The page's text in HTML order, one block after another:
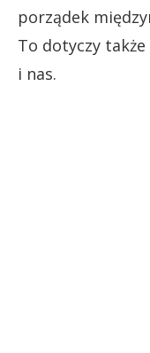
porządek
To dotyczy
i nas.